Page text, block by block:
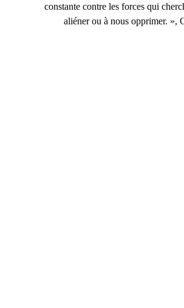
constante contre les forces qui
aliéner ou à nous opprimer. »,